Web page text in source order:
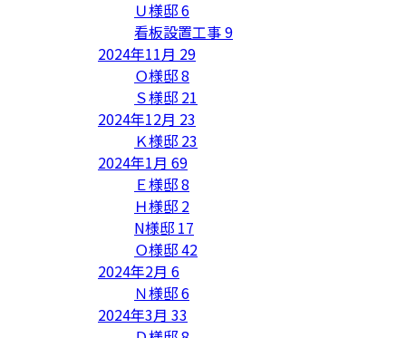
Ｕ様邸6
看板設置工事9
2024年11月 29
Ｏ様邸8
Ｓ様邸 21
2024年12月 23
Ｋ様邸 23
2024年1月 69
Ｅ様邸8
Ｈ様邸 2
N様邸 17
Ｏ様邸42
2024年2月 6
Ｎ様邸6
2024年3月 33